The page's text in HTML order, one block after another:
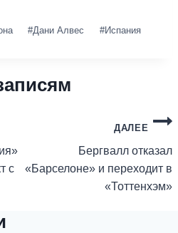
#Дани Алвес #Испания
с
ДАЛЕЕ
Бергвалл отказал
«Барселоне» и переходит в
«Тоттенхэм»